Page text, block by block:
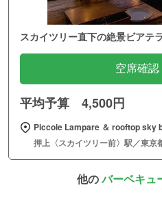
スカイツリー直下の絶景ビアテ
空席確認
平均予算 4,500円
Piccole Lampare ＆ rooftop sky
押上〈スカイツリー前〉駅／東京
他のバーベキュ